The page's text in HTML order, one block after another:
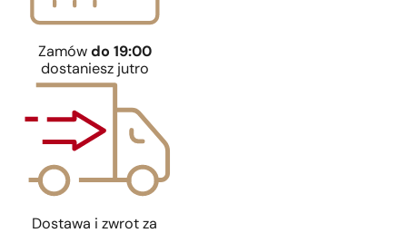
Zamów do 19:00
dostaniesz jutro
Dostawa i zwrot za